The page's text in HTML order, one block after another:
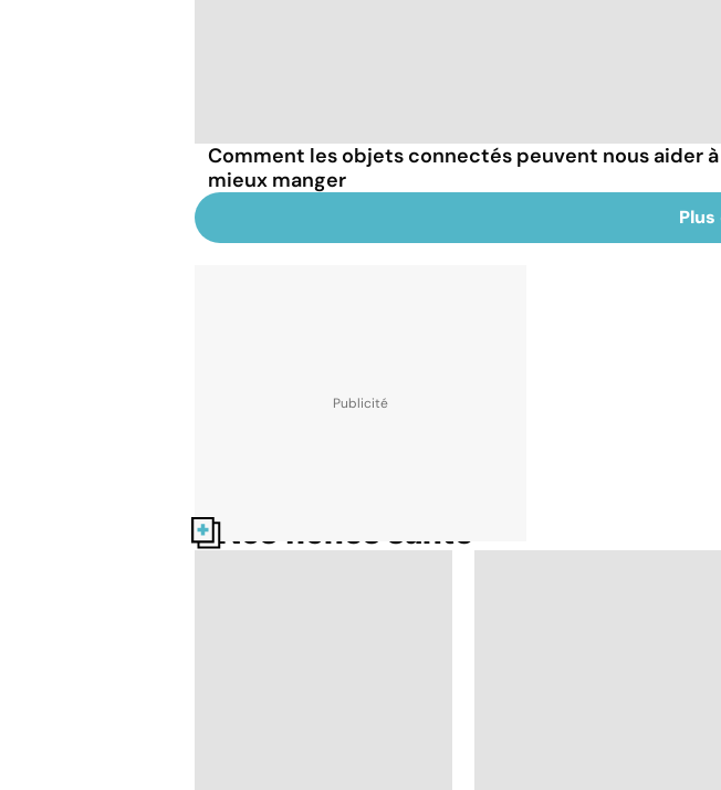
Comment les objets connectés peuvent nous aider à
mieux manger
Nos fiches santé